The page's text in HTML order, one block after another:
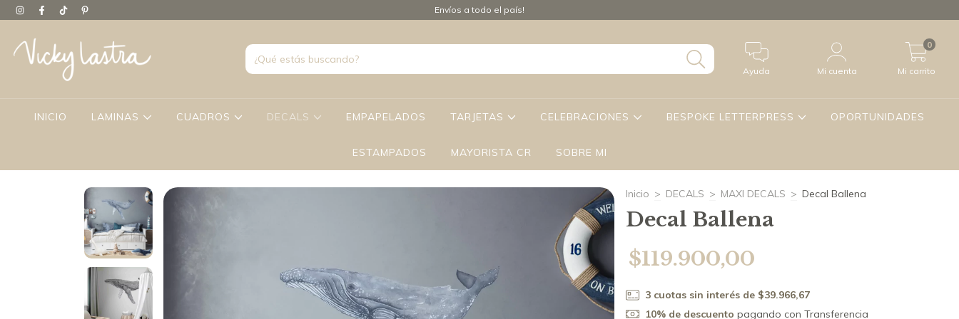
Envíos a todo el país!
Ayuda Mi cuenta Mi carrito
0
INICIO LAMINAS CUADROS DECALS EMPAPELADOS TARJETAS CELEBRACIONES BESPOKE LETTERPRESS OPORTUNIDADES
ESTAMPADOS MAYORISTA CR SOBRE MI
Inicio > DECALS > MAXI DECALS > Decal Ballena
Decal Ballena
$119.900,00
3 cuotas sin interés de $39.966,67
10% de descuento pagando con Transferencia